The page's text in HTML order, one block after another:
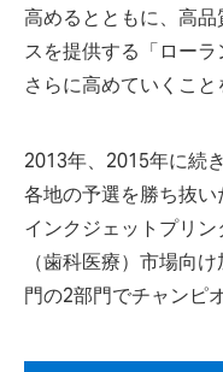
高めるとともに、高
スを提供する「ロー
さらに高めていくこと
2013年、2015年に続
各地の予選を勝ち抜い
インクジェットプリ
（歯科医療）市場向
門の2部門でチャンピ